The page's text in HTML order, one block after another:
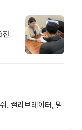
천
. 캘리브레이터, 멀